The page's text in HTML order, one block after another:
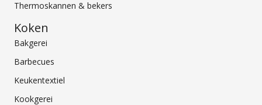
Thermoskannen & bekers
Koken
Bakgerei
Barbecues
Keukentextiel
Kookgerei